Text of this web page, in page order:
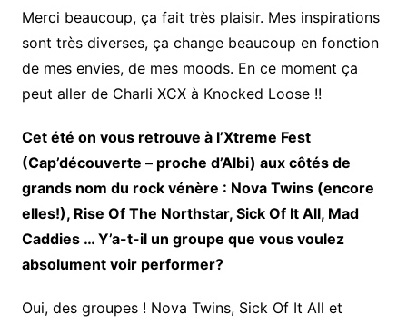
Merci beaucoup, ça fait très plaisir. Mes inspirations
sont très diverses, ça change beaucoup en fonction
de mes envies, de mes moods. En ce moment ça
peut aller de Charli XCX à Knocked Loose !!
Cet été on vous retrouve à l’Xtreme Fest
(Cap’découverte – proche d’Albi) aux côtés de
grands nom du rock vénère : Nova Twins (encore
elles!), Rise Of The Northstar, Sick Of It All, Mad
Caddies … Y’a-t-il un groupe que vous voulez
absolument voir performer?
Oui, des groupes ! Nova Twins, Sick Of It All et